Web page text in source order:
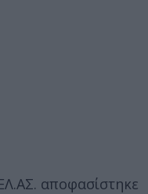
αποφασίστηκε